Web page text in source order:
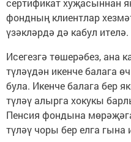
сертификат хуҗасыннан
фондның клиентлар
үзәкләрдә дә кабул ителә.
Исегезгә төшерәбез, ана
түләүдән икенче балага
була. Икенче балага бер
түләү алырга хокукы
Пенсия фондына
түләү чоры бер елга гына